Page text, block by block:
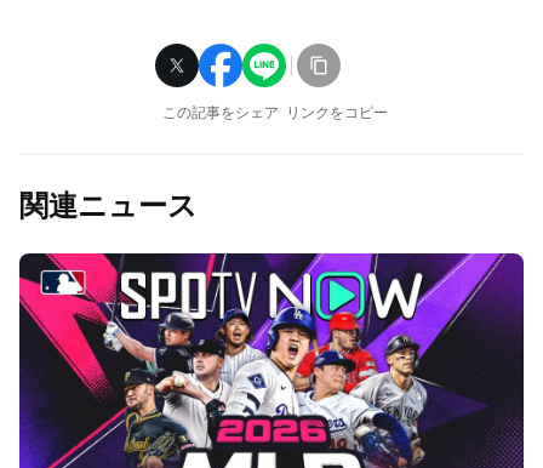
この記事をシェア リンクをコピー
関連ニュース